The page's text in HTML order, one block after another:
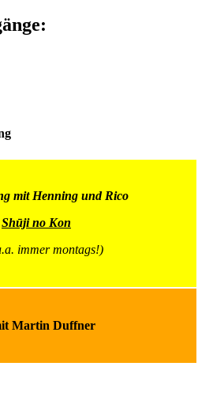
mit Henning und Rico
Shūji no Kon
immer montags!)
Martin Duffner